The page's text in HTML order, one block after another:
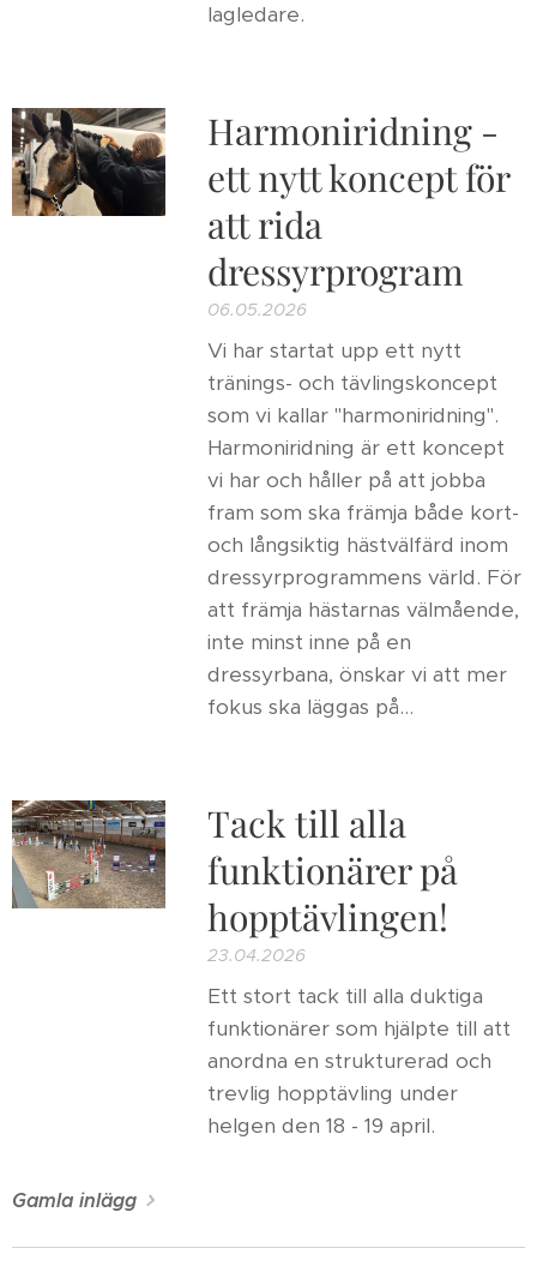
lagledare.
Harmoniridning -
ett nytt koncept för
att rida
dressyrprogram
06.05.2026
Vi har startat upp ett nytt
tränings- och tävlingskoncept
som vi kallar "harmoniridning".
Harmoniridning är ett koncept
vi har och håller på att jobba
fram som ska främja både kort-
och långsiktig hästvälfärd inom
dressyrprogrammens värld. För
att främja hästarnas välmående,
inte minst inne på en
dressyrbana, önskar vi att mer
fokus ska läggas på...
Tack till alla
funktionärer på
hopptävlingen!
23.04.2026
Ett stort tack till alla duktiga
funktionärer som hjälpte till att
anordna en strukturerad och
trevlig hopptävling under
helgen den 18 - 19 april.
Gamla inlägg